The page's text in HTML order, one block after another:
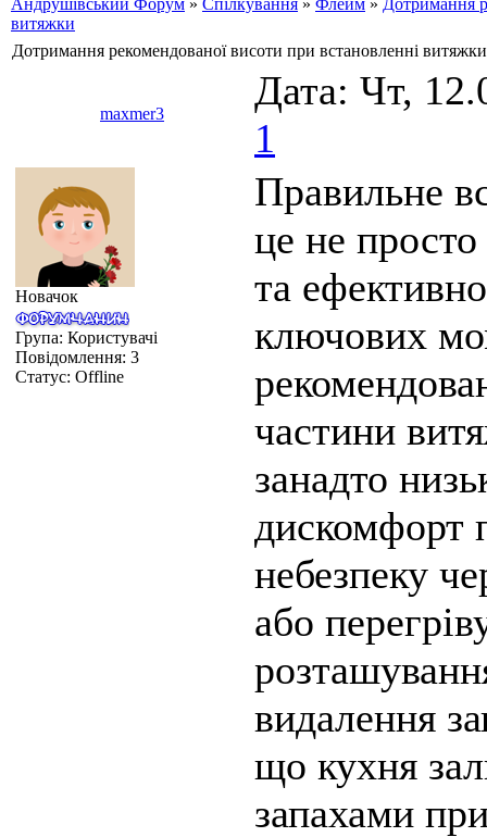
витяжки
Дотримання рекомендованої висоти при встановленні витяжки
maxmer3
Дата: Чт,
1
Новачок
Група: Користувачі
Повідомлення: 3
Статус: Offline
Правильне
це не
та
ключових
частини
занадто
дискомфорт
небезпеку
або
видалення
що кухня
запахами